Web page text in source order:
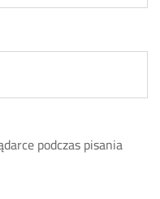
podczas pisania